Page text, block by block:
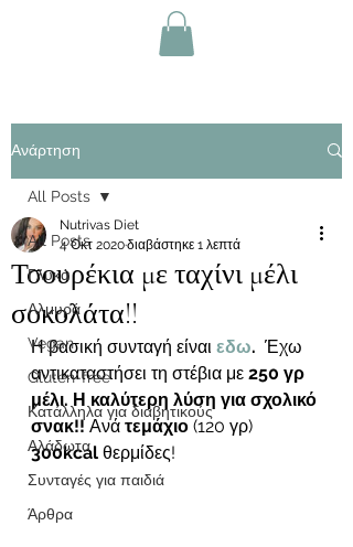
Ανάρτηση
All Posts
Γλυκά
Αλμυρά
Vegan
Gluten-free
Κατάλληλα για διαβητικούς
Αλάδωτα
Συνταγές για παιδιά
Άρθρα
All Posts
Τσουρέκια με ταχίνι μέλι
σοκολάτα!!
Nutrivas Diet
4 Οκτ 2020διαβάστηκε 1 λεπτά
Η βασική συνταγή είναι εδω. Έχω
αντικαταστήσει τη στέβια με 250 γρ
μέλι. Η καλύτερη λύση για σχολικό
σνακ!! Ανά τεμάχιο (120 γρ)
300kcal θερμίδες!